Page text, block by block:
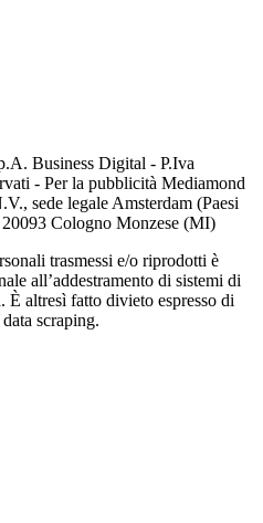
Business Digital - P.Iva
- Per la pubblicità Mediamond
sede legale Amsterdam (Paesi
Cologno Monzese (MI)
trasmessi e/o riprodotti è
all’addestramento di sistemi di
altresì fatto divieto espresso di
scraping.